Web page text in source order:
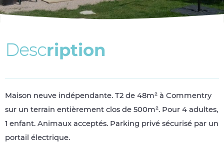
Description
Maison neuve indépendante. T2 de 48m² à Commentry
sur un terrain entièrement clos de 500m². Pour 4 adultes,
1 enfant. Animaux acceptés. Parking privé sécurisé par un
portail électrique.